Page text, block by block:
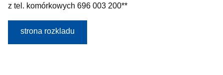
z tel. komórkowych 696 003 200**
strona rozkladu